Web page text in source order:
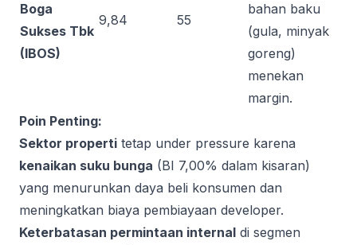
Boga
Sukses Tbk
(IBOS)
9,84 55
bahan baku
(gula, minyak
goreng)
menekan
margin.
Poin Penting:
Sektor properti tetap under pressure karena
kenaikan suku bunga (BI 7,00% dalam kisaran)
yang menurunkan daya beli konsumen dan
meningkatkan biaya pembiayaan developer.
Keterbatasan permintaan internal di segmen